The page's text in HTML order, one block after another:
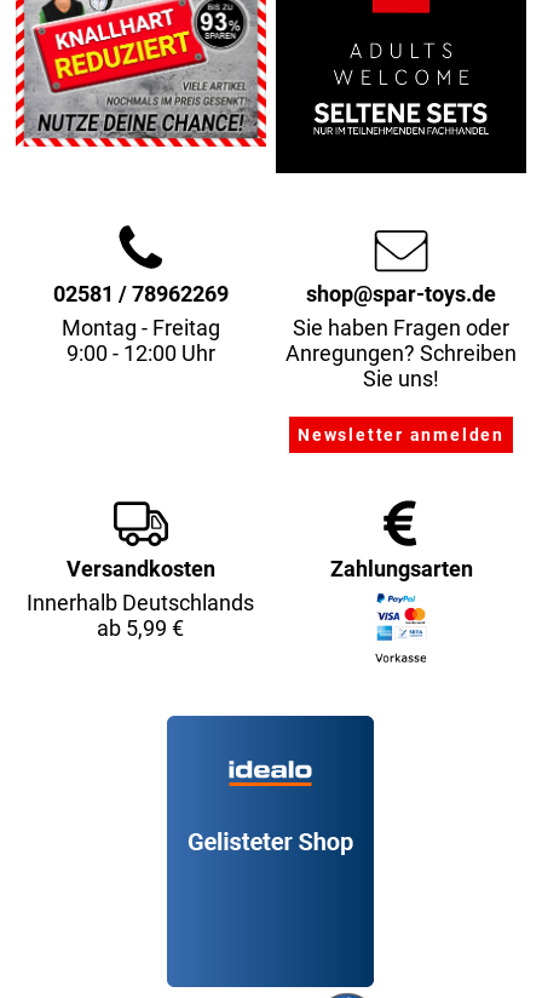
02581 / 78962269
Montag - Freitag
9:00 - 12:00 Uhr
shop@spar-toys.de
Sie haben Fragen oder
Anregungen? Schreiben
Sie uns!
Versandkosten
Innerhalb Deutschlands
ab 5,99 €
Zahlungsarten